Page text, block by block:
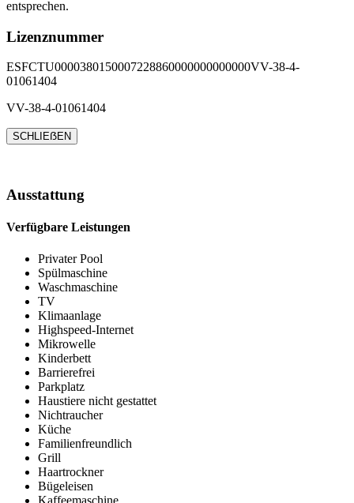
entsprechen.
Lizenznummer
ESFCTU0000380150007228860000000000000VV-38-4-
01061404
VV-38-4-01061404
SCHLIEẞEN
Ausstattung
Verfügbare Leistungen
Privater Pool
Spülmaschine
Waschmaschine
TV
Klimaanlage
Highspeed-Internet
Mikrowelle
Kinderbett
Barrierefrei
Parkplatz
Haustiere nicht gestattet
Nichtraucher
Küche
Familienfreundlich
Grill
Haartrockner
Bügeleisen
Kaffeemaschine